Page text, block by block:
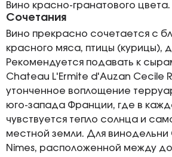
Вино красно-гранатового цвета.
Сочетания
Вино прекрасно сочетается с
красного мяса, птицы (курицы),
Рекомендуется подавать к
Chateau L'Ermite d'Auzan Cecile
утонченное воплощение
юго-запада Франции, где в
чувствуется тепло солнца и
местной земли. Для винодельни
Nimes, расположенной между